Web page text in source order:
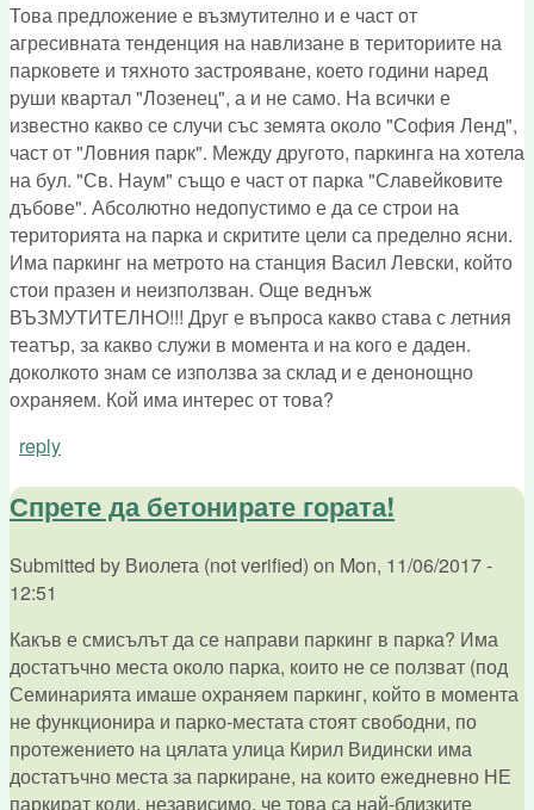
Това предложение е възмутително и е част от
агресивната тенденция на навлизане в териториите на
парковете и тяхното застрояване, което години наред
руши квартал "Лозенец", а и не само. На всички е
известно какво се случи със земята около "София Ленд",
част от "Ловния парк". Между другото, паркинга на хотела
на бул. "Св. Наум" също е част от парка "Славейковите
дъбове". Абсолютно недопустимо е да се строи на
територията на парка и скритите цели са пределно ясни.
Има паркинг на метрото на станция Васил Левски, който
стои празен и неизползван. Още веднъж
ВЪЗМУТИТЕЛНО!!! Друг е въпроса какво става с летния
театър, за какво служи в момента и на кого е даден.
доколкото знам се използва за склад и е денонощно
охраняем. Кой има интерес от това?
reply
Спрете да бетонирате гората!
Submitted by Виолета (not verified) on Mon, 11/06/2017 -
12:51
Какъв е смисълът да се направи паркинг в парка? Има
достатъчно места около парка, които не се ползват (под
Семинарията имаше охраняем паркинг, който в момента
не функционира и парко-местата стоят свободни, по
протежението на цялата улица Кирил Видински има
достатъчно места за паркиране, на които ежедневно НЕ
паркират коли, независимо, че това са най-близките